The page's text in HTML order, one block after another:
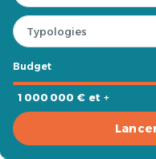
Budget
1 000 000 € et +